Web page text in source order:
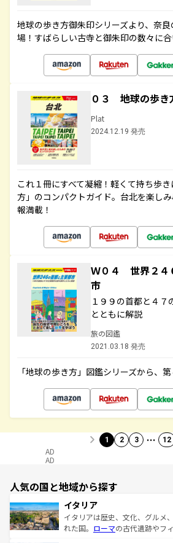
地球の歩き方御朱印シリーズより、奈
場！すばらしい古寺と御朱印の数々に
０３ 地球の歩
Plat
2024.12.19 発売
これ１冊にすべて凝縮！軽くて持ち歩
方」のコンパクトガイド。台北を楽し
報満載！
Ｗ０４ 世界２４
市
１９９の首都と４７
とともに解説
旅の図鑑
2021.03.18 発売
「地球の歩き方」図鑑シリーズから、第
1 2 3 … 12
AD
AD
人気の国と地域から探す
イタリア
イタリアは歴史、文化、グルメ
れた国。 ローマの古代遺跡やフ